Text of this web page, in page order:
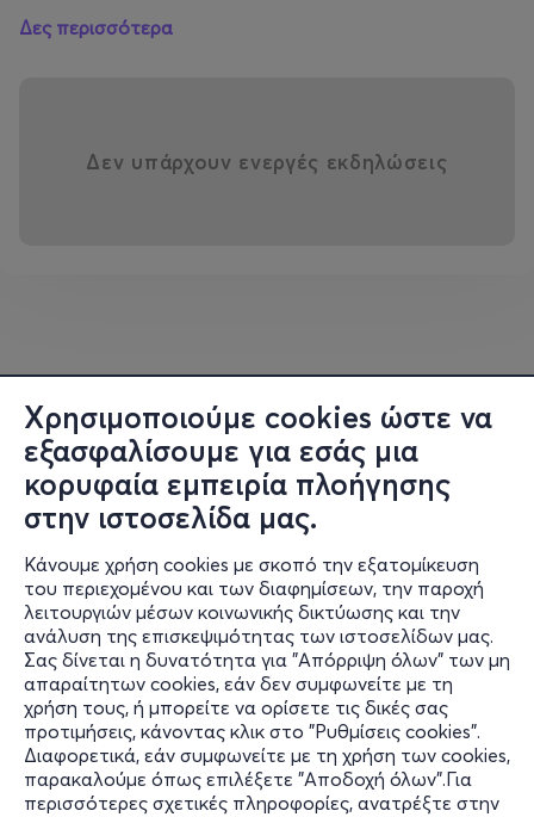
Χρησιμοποιούμε cookies ώστε να
εξασφαλίσουμε για εσάς μια
κορυφαία εμπειρία πλοήγησης
στην ιστοσελίδα μας.
Κάνουμε χρήση cookies με σκοπό την εξατομίκευση
του περιεχομένου και των διαφημίσεων, την παροχή
λειτουργιών μέσων κοινωνικής δικτύωσης και την
ανάλυση της επισκεψιμότητας των ιστοσελίδων μας.
Σας δίνεται η δυνατότητα για "Απόρριψη όλων" των μη
απαραίτητων cookies, εάν δεν συμφωνείτε με τη
χρήση τους, ή μπορείτε να ορίσετε τις δικές σας
προτιμήσεις, κάνοντας κλικ στο "Ρυθμίσεις cookies".
Διαφορετικά, εάν συμφωνείτε με τη χρήση των cookies,
παρακαλούμε όπως επιλέξετε "Αποδοχή όλων".Για
περισσότερες σχετικές πληροφορίες, ανατρέξτε στην
ταξίδι ξεκινάει, με το ρομπότ να ταξιδεύει τον νεαρό
συνάμα συναρπαστικό τρόπο στους θεατές,
εκπαιδευτικά θέματα σχετικά με τη βαρύτητα και τα
Δες περισσότερα
Δεν υπάρχουν ενεργές εκδηλώσεις
Πληροφορίες
Υποστήριξη
Stay Connected